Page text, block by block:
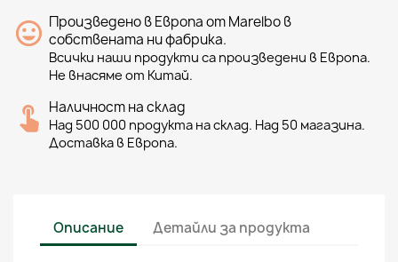
Произведено в Европа от Marelbo в
собствената ни фабрика.
Всички наши продукти са произведени в Европа.
Не внасяме от Китай.
Наличност на склад
Над 500 000 продукта на склад. Над 50 магазина.
Доставка в Европа.
Описание Детайли за продукта